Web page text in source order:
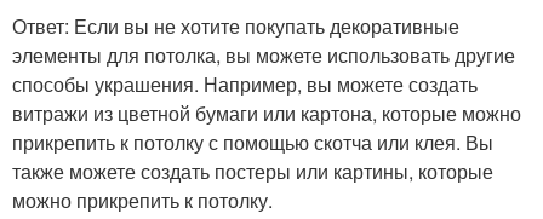
Ответ: Если вы не хотите покупать декоративные
элементы для потолка, вы можете использовать другие
способы украшения. Например, вы можете создать
витражи из цветной бумаги или картона, которые можно
прикрепить к потолку с помощью скотча или клея. Вы
также можете создать постеры или картины, которые
можно прикрепить к потолку.